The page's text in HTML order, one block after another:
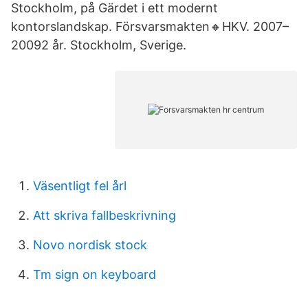
Stockholm, på Gärdet i ett modernt
kontorslandskap. Försvarsmakten🔸HKV. 2007–
20092 år. Stockholm, Sverige.
Väsentligt fel årl
Att skriva fallbeskrivning
Novo nordisk stock
Tm sign on keyboard